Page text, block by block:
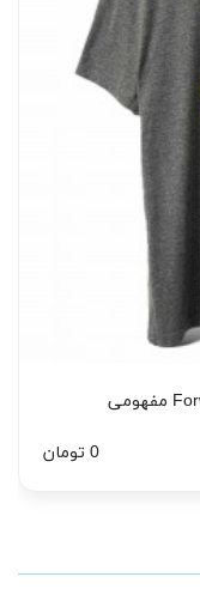
0 تومان